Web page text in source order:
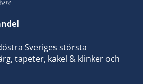
Sveriges största
tapeter, kakel & klinker och